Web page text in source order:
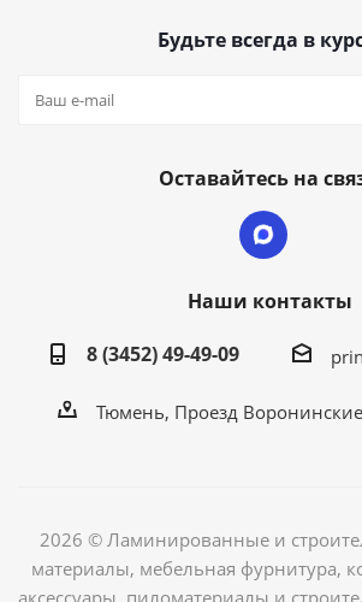
Будьте всегда в
Оставайтесь на
Наши контакты
8 (3452) 49-49-09
Тюмень, Проезд
2026 © Ламинированные и
материалы, мебельная фурнитура,
аксессуары, пиломатериалы и